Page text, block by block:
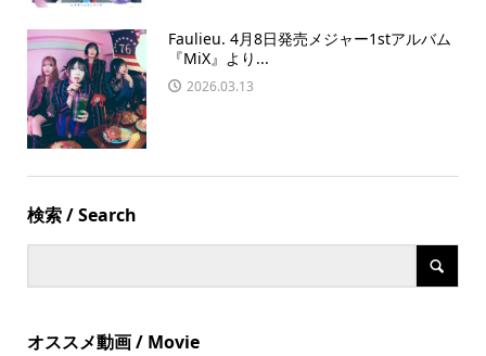
Faulieu. 4月8日発売メジャー1stアルバム
『MiX』より...
2026.03.13
検索 / Search
オススメ動画 / Movie